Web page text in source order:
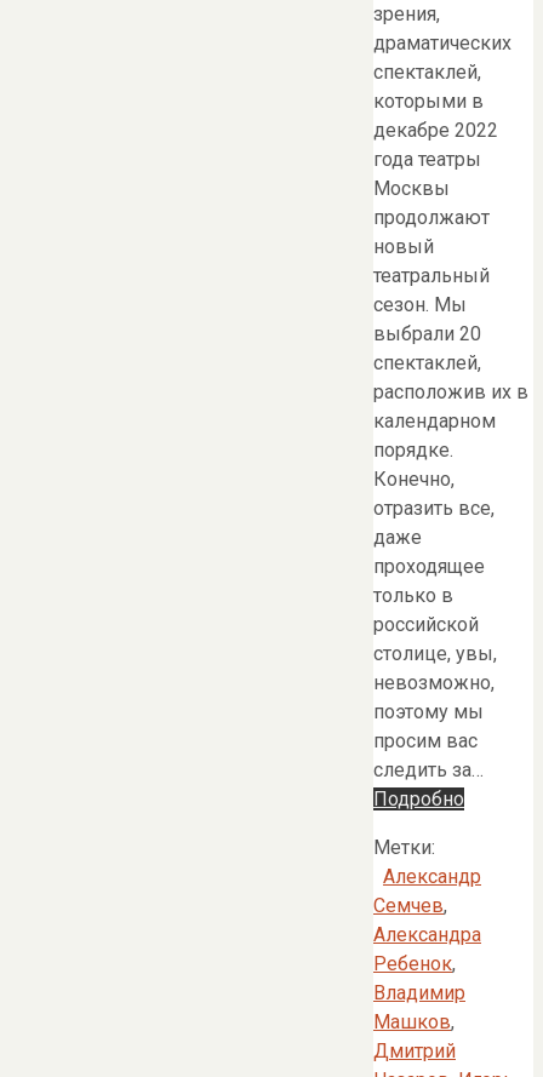
зрения,
драматических
спектаклей,
которыми в
декабре 2022
года театры
Москвы
продолжают
новый
театральный
сезон. Мы
выбрали 20
спектаклей,
расположив их в
календарном
порядке.
Конечно,
отразить все,
даже
проходящее
только в
российской
столице, увы,
невозможно,
поэтому мы
просим вас
следить за…
Подробно
Метки:
Александр
Семчев,
Александра
Ребенок,
Владимир
Машков,
Дмитрий